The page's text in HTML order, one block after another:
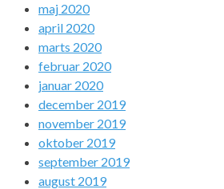
maj 2020
april 2020
marts 2020
februar 2020
januar 2020
december 2019
november 2019
oktober 2019
september 2019
august 2019